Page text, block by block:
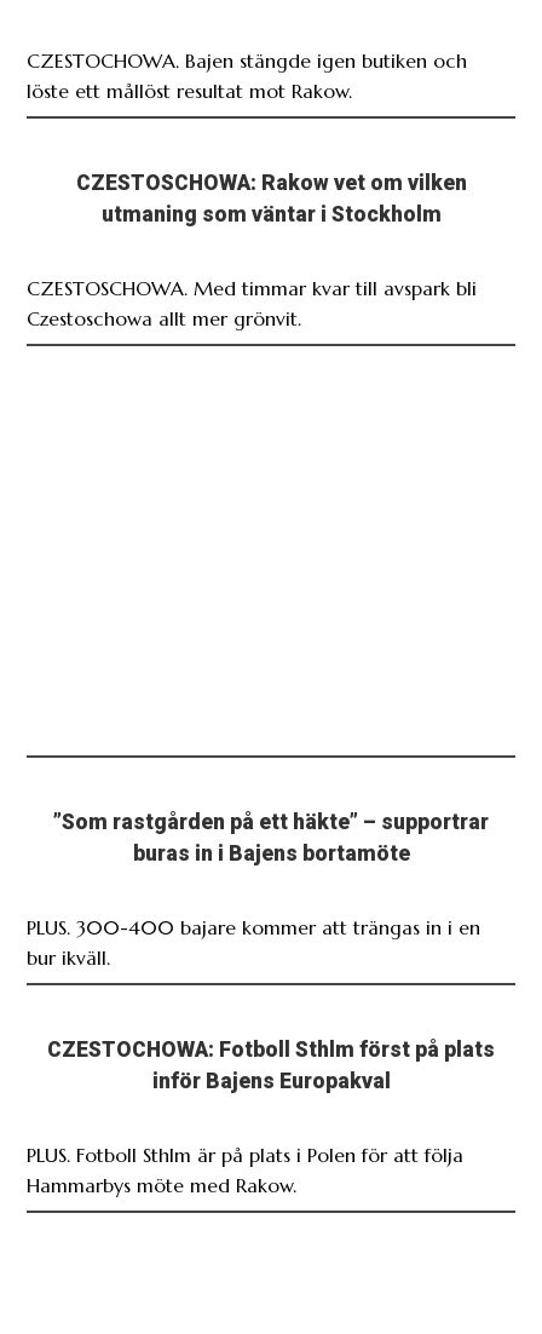
CZESTOCHOWA. Bajen stängde igen butiken och
löste ett mållöst resultat mot Rakow.
CZESTOSCHOWA: Rakow vet om vilken
utmaning som väntar i Stockholm
CZESTOSCHOWA. Med timmar kvar till avspark bli
Czestoschowa allt mer grönvit.
”Som rastgården på ett häkte” – supportrar
buras in i Bajens bortamöte
PLUS. 300-400 bajare kommer att trängas in i en
bur ikväll.
CZESTOCHOWA: Fotboll Sthlm först på plats
inför Bajens Europakval
PLUS. Fotboll Sthlm är på plats i Polen för att följa
Hammarbys möte med Rakow.